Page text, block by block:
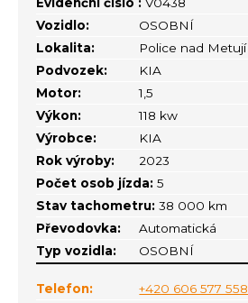
Evidenční číslo : V0438
Vozidlo:
OSOBNÍ
Lokalita:
Police nad Metují
Podvozek:
KIA
Motor:
1,5
Výkon:
118 kw
Výrobce:
KIA
Rok výroby:
2023
Počet osob jízda: 5
Stav tachometru: 38 000 km
Převodovka:
Automatická
Typ vozidla:
OSOBNÍ
Telefon:
+420 606 577 558